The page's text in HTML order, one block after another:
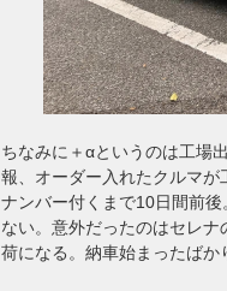
ちなみに＋αというのは工場
報、オーダー入れたクルマ
ナンバー付くまで10日間前
ない。意外だったのはセレ
荷になる。納車始まったばか